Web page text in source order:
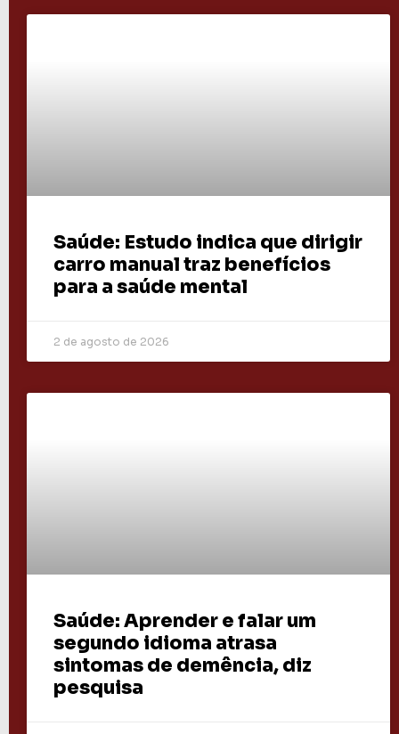
Saúde: Estudo indica que dirigir
carro manual traz benefícios
para a saúde mental
2 de agosto de 2026
Saúde: Aprender e falar um
segundo idioma atrasa
sintomas de demência, diz
pesquisa